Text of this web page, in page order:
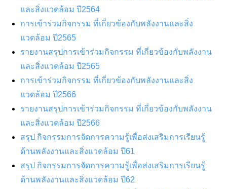
และสิ่งแวดล้อม ปี2564
การเข้าร่วมกิจกรรม ที่เกี่ยวข้องกับพลังงานและสิ่ง
แวดล้อม ปี2565
รายงานสรุปการเข้าร่วมกิจกรรม ที่เกี่ยวข้องกับพลังงาน
และสิ่งแวดล้อม ปี2565
การเข้าร่วมกิจกรรม ที่เกี่ยวข้องกับพลังงานและสิ่ง
แวดล้อม ปี2566
รายงานสรุปการเข้าร่วมกิจกรรม ที่เกี่ยวข้องกับพลังงาน
และสิ่งแวดล้อม ปี2566
สรุป กิจกรรมการจัดการความรู้เพื่อส่งเสริมการเรียนรู้
ด้านพลังงานและสิ่งแวดล้อม ปี61
สรุป กิจกรรมการจัดการความรู้เพื่อส่งเสริมการเรียนรู้
ด้านพลังงานและสิ่งแวดล้อม ปี62